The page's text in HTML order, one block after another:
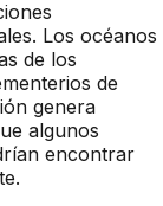
Los océanos
de los
de
genera
algunos
encontrar